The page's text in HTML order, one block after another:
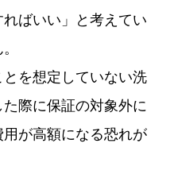
ればいい」と考えてい
を想定していない洗
際に保証の対象外に
が高額になる恐れが